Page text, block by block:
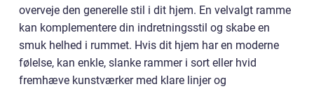
overveje den generelle stil i dit hjem. En velvalgt ramme
kan komplementere din indretningsstil og skabe en
smuk helhed i rummet. Hvis dit hjem har en moderne
følelse, kan enkle, slanke rammer i sort eller hvid
fremhæve kunstværker med klare linjer og